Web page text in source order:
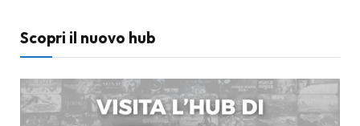
Scopri il nuovo hub